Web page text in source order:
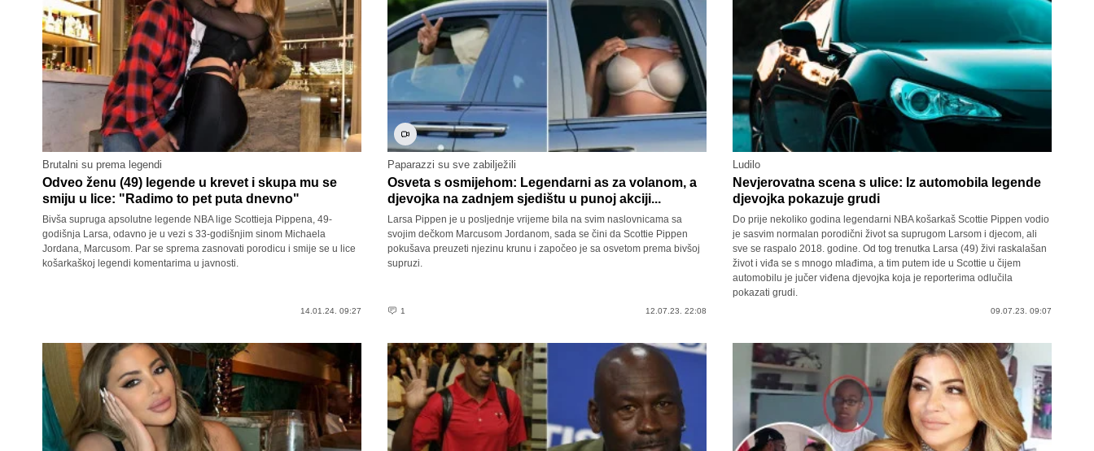
Brutalni su prema legendi
Odveo ženu (49) legende u krevet i skupa mu se
smiju u lice: "Radimo to pet puta dnevno"
Bivša supruga apsolutne legende NBA lige Scottieja Pippena, 49-
godišnja Larsa, odavno je u vezi s 33-godišnjim sinom Michaela
Jordana, Marcusom. Par se sprema zasnovati porodicu i smije se u lice
košarkaškoj legendi komentarima u javnosti.
14.01.24. 09:27
Paparazzi su sve zabilježili
Osveta s osmijehom: Legendarni as za volanom, a
djevojka na zadnjem sjedištu u punoj akciji...
Larsa Pippen je u posljednje vrijeme bila na svim naslovnicama sa
svojim dečkom Marcusom Jordanom, sada se čini da Scottie Pippen
pokušava preuzeti njezinu krunu i započeo je sa osvetom prema bivšoj
supruzi.
1 12.07.23. 22:08
Ludilo
Nevjerovatna scena s ulice: Iz automobila legende
djevojka pokazuje grudi
Do prije nekoliko godina legendarni NBA košarkaš Scottie Pippen vodio
je sasvim normalan porodični život sa suprugom Larsom i djecom, ali
sve se raspalo 2018. godine. Od tog trenutka Larsa (49) živi raskalašan
život i viđa se s mnogo mlađima, a tim putem ide u Scottie u čijem
automobilu je jučer viđena djevojka koja je reporterima odlučila
pokazati grudi.
09.07.23. 09:07